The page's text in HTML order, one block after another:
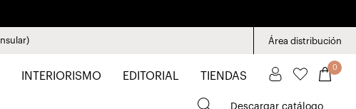
Área distribución
INTERIORISMO EDITORIAL TIENDAS
0
Descargar catálogo